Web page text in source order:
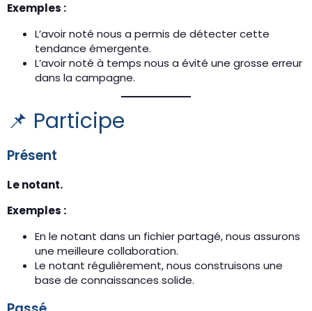
Exemples :
L’avoir noté nous a permis de détecter cette
tendance émergente.
L’avoir noté à temps nous a évité une grosse erreur
dans la campagne.
📌 Participe
Présent
Le notant.
Exemples :
En le notant dans un fichier partagé, nous assurons
une meilleure collaboration.
Le notant régulièrement, nous construisons une
base de connaissances solide.